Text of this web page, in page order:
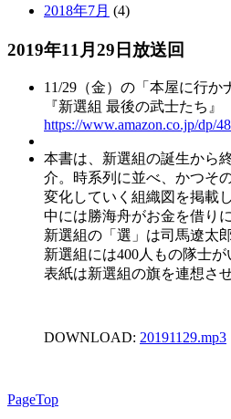
2018年7月 (4)
2019年11月29日放送回
11/29（金）の「本屋に行
『新選組 最後の武士たち』
https://www.amazon.co.jp/dp/
本書は、新選組の誕生から
介。時系列に並べ、かつそ
変化していく組織図を掲載
中には勝海舟がお金を借り
新選組の「選」は司馬遼太
新選組には400人もの隊士
表紙は新選組の旗を連想さ
DOWNLOAD: 20191129.mp3
PageTop